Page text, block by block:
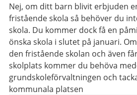
Nej, om ditt barn blivit erbjuden
fristående skola så behöver du
skola. Du kommer dock få en
önska skola i slutet på januari.
den fristående skolan och även
skolplats kommer du behöva
grundskoleförvaltningen och
kommunala platsen